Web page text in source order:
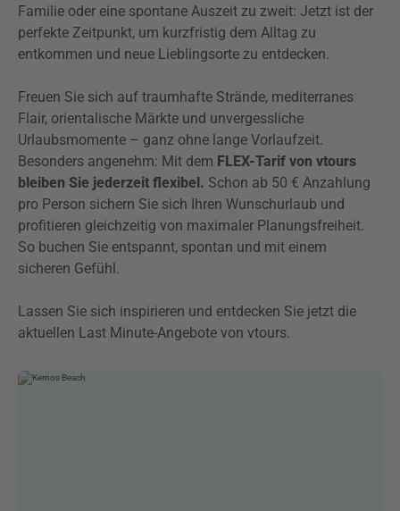
Familie oder eine spontane Auszeit zu zweit: Jetzt ist der
perfekte Zeitpunkt, um kurzfristig dem Alltag zu
entkommen und neue Lieblingsorte zu entdecken.
Freuen Sie sich auf traumhafte Strände, mediterranes
Flair, orientalische Märkte und unvergessliche
Urlaubsmomente – ganz ohne lange Vorlaufzeit.
Besonders angenehm: Mit dem FLEX-Tarif von vtours
bleiben Sie jederzeit flexibel. Schon ab 50 € Anzahlung
pro Person sichern Sie sich Ihren Wunschurlaub und
profitieren gleichzeitig von maximaler Planungsfreiheit.
So buchen Sie entspannt, spontan und mit einem
sicheren Gefühl.
Lassen Sie sich inspirieren und entdecken Sie jetzt die
aktuellen Last Minute-Angebote von vtours.